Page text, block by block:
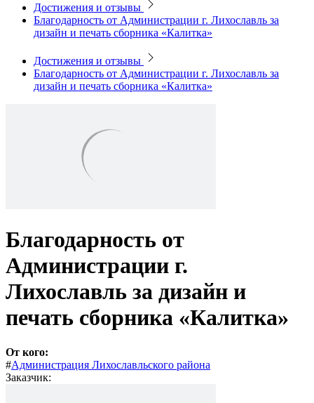
Достижения и отзывы
Благодарность от Администрации г. Лихославль за
дизайн и печать сборника «Калитка»
Достижения и отзывы
Благодарность от Администрации г. Лихославль за
дизайн и печать сборника «Калитка»
Благодарность от
Администрации г.
Лихославль за дизайн и
печать сборника «Калитка»
От кого:
#Администрация Лихославльского района
Заказчик: